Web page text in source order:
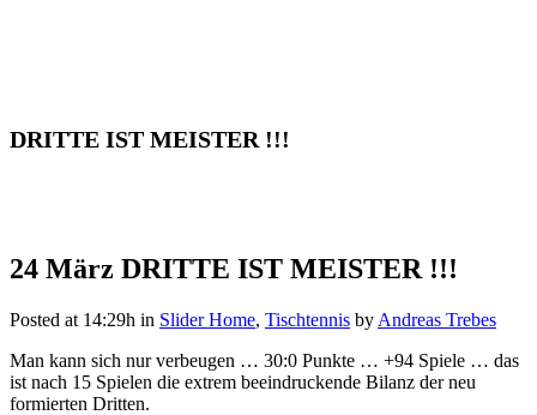
DRITTE IST MEISTER !!!
24 März DRITTE IST MEISTER !!!
Posted at 14:29h in Slider Home, Tischtennis by Andreas Trebes
Man kann sich nur verbeugen … 30:0 Punkte … +94 Spiele … das
ist nach 15 Spielen die extrem beeindruckende Bilanz der neu
formierten Dritten.